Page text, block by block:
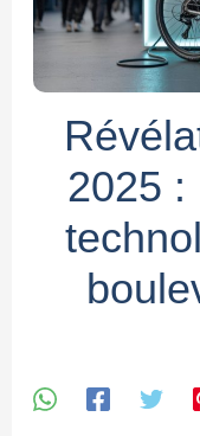
2025 :